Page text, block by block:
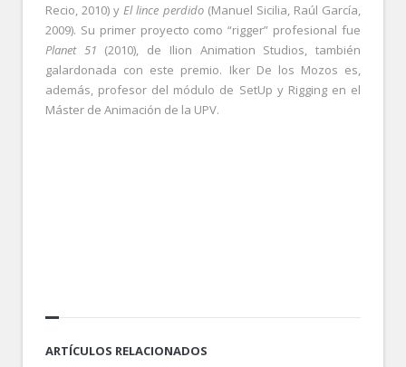
Recio, 2010) yEl lince perdido (Manuel Sicilia, Raúl García,
2009). Su primer proyecto como “rigger” profesional fue
Planet 51 (2010), de Ilion Animation Studios, también
galardonada con este premio. Iker De los Mozos es,
además, profesor del módulo de SetUp y Rigging en el
Máster de Animación de la UPV.
ARTÍCULOS RELACIONADOS